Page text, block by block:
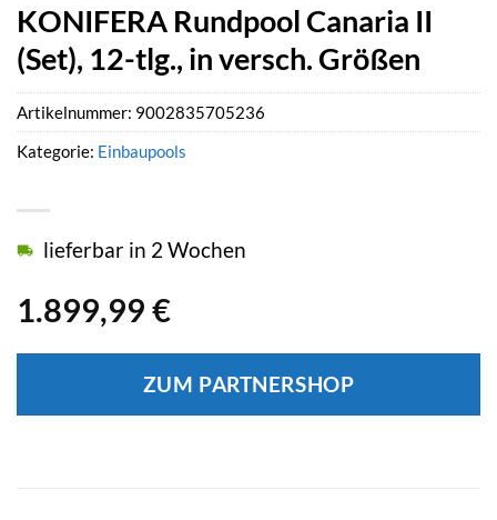
KONIFERA Rundpool Canaria II
(Set), 12-tlg., in versch. Größen
1.899,99 €
lieferbar in 2 Wochen
ZUM PARTNERSHOP
Artikelnummer: 9002835705236
Kategorie: Einbaupools